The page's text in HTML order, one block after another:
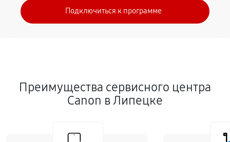
Подключиться к программе
Преимущества сервисного центра
Canon в Липецке